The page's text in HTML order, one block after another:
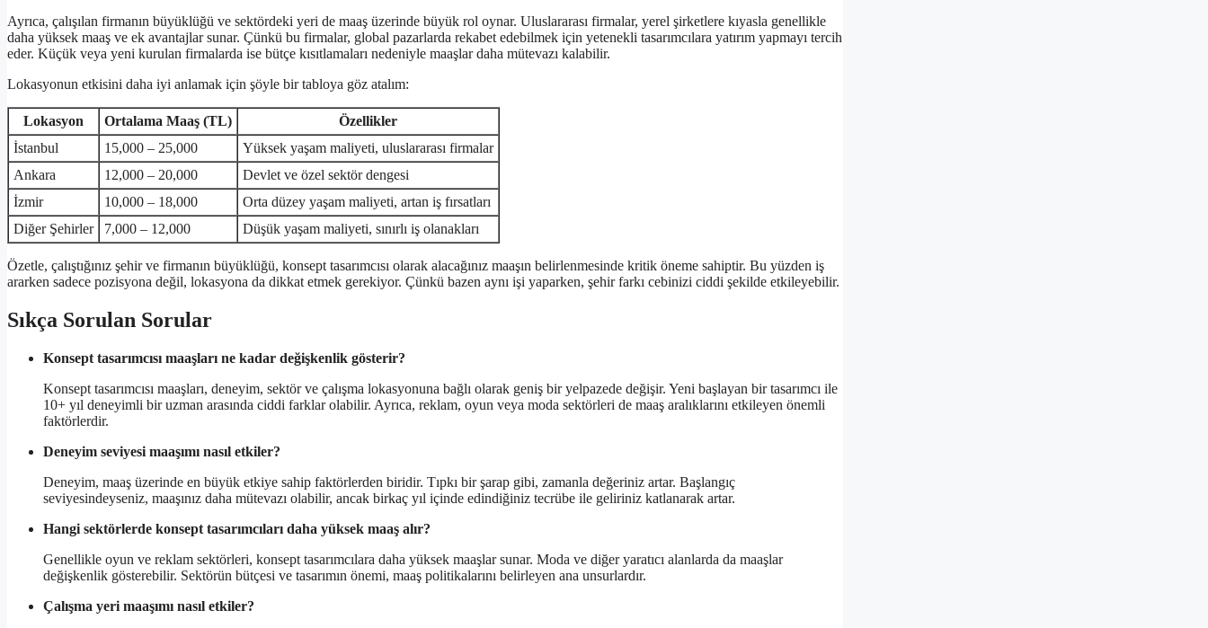
Ayrıca, çalışılan firmanın büyüklüğü ve sektördeki yeri de maaş üzerinde büyük rol oynar. Uluslararası firmalar, yerel şirketlere kıyasla genellikle
daha yüksek maaş ve ek avantajlar sunar. Çünkü bu firmalar, global pazarlarda rekabet edebilmek için yetenekli tasarımcılara yatırım yapmayı tercih
eder. Küçük veya yeni kurulan firmalarda ise bütçe kısıtlamaları nedeniyle maaşlar daha mütevazı kalabilir.
Lokasyonun etkisini daha iyi anlamak için şöyle bir tabloya göz atalım:
Lokasyon Ortalama Maaş (TL)
Özellikler
İstanbul
15,000 – 25,000
Yüksek yaşam maliyeti, uluslararası firmalar
Ankara
12,000 – 20,000
Devlet ve özel sektör dengesi
İzmir
10,000 – 18,000
Orta düzey yaşam maliyeti, artan iş fırsatları
Diğer Şehirler
7,000 – 12,000 Düşük yaşam maliyeti, sınırlı iş olanakları
Özetle, çalıştığınız şehir ve firmanın büyüklüğü, konsept tasarımcısı olarak alacağınız maaşın belirlenmesinde kritik öneme sahiptir. Bu yüzden iş
ararken sadece pozisyona değil, lokasyona da dikkat etmek gerekiyor. Çünkü bazen aynı işi yaparken, şehir farkı cebinizi ciddi şekilde etkileyebilir.
Sıkça Sorulan Sorular
Konsept tasarımcısı maaşları ne kadar değişkenlik gösterir?
Konsept tasarımcısı maaşları, deneyim, sektör ve çalışma lokasyonuna bağlı olarak geniş bir yelpazede değişir. Yeni başlayan bir tasarımcı ile
10+ yıl deneyimli bir uzman arasında ciddi farklar olabilir. Ayrıca, reklam, oyun veya moda sektörleri de maaş aralıklarını etkileyen önemli
faktörlerdir.
Deneyim seviyesi maaşımı nasıl etkiler?
Deneyim, maaş üzerinde en büyük etkiye sahip faktörlerden biridir. Tıpkı bir şarap gibi, zamanla değeriniz artar. Başlangıç
seviyesindeyseniz, maaşınız daha mütevazı olabilir, ancak birkaç yıl içinde edindiğiniz tecrübe ile geliriniz katlanarak artar.
Hangi sektörlerde konsept tasarımcıları daha yüksek maaş alır?
Genellikle oyun ve reklam sektörleri, konsept tasarımcılara daha yüksek maaşlar sunar. Moda ve diğer yaratıcı alanlarda da maaşlar
değişkenlik gösterebilir. Sektörün bütçesi ve tasarımın önemi, maaş politikalarını belirleyen ana unsurlardır.
Çalışma yeri maaşımı nasıl etkiler?